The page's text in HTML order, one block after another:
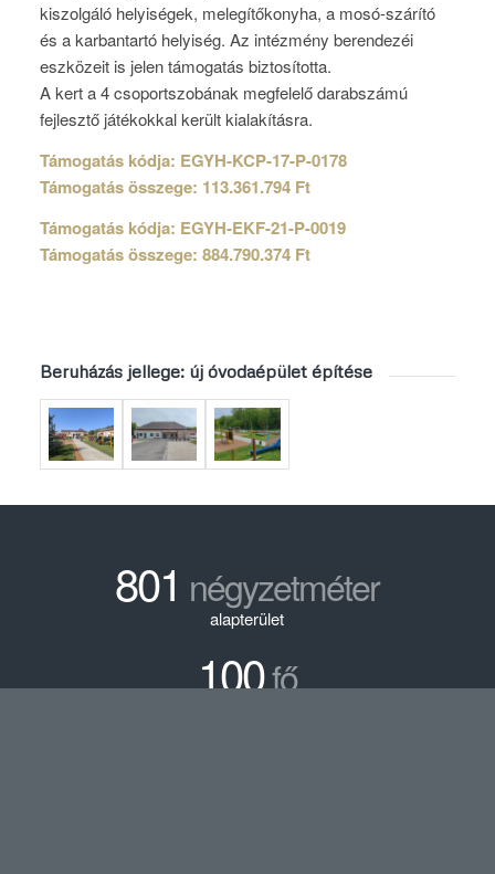
kiszolgáló helyiségek, melegítőkonyha, a mosó-szárító
és a karbantartó helyiség. Az intézmény berendezéi
eszközeit is jelen támogatás biztosította.
A kert a 4 csoportszobának megfelelő darabszámú
fejlesztő játékokkal került kialakításra.
Támogatás kódja: EGYH-KCP-17-P-0178
Támogatás összege: 113.361.794 Ft
Támogatás kódja: EGYH-EKF-21-P-0019
Támogatás összege: 884.790.374 Ft
Beruházás jellege: új óvodaépület építése
801 négyzetméter
alapterület
100fő